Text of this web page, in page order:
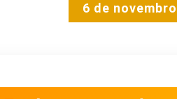
6 de